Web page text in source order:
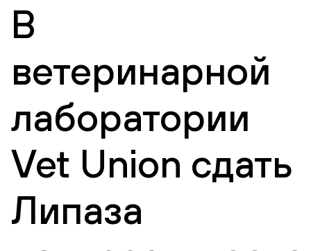
В
ветеринарной
лаборатории
Vet Union сдать
Липаза